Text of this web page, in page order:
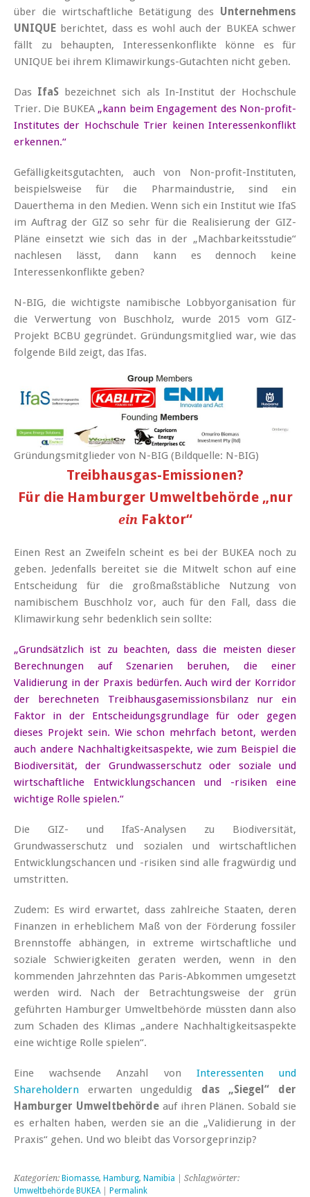
über die wirtschaftliche Betätigung des Unternehmens
UNIQUE berichtet, dass es wohl auch der BUKEA schwer
fällt zu behaupten, Interessenkonflikte könne es für
UNIQUE bei ihrem Klimawirkungs-Gutachten nicht geben.
Das IfaS bezeichnet sich als In-Institut der Hochschule
Trier. Die BUKEA „kann beim Engagement des Non-profit-
Institutes der Hochschule Trier keinen Interessenkonflikt
erkennen.“
Gefälligkeitsgutachten, auch von Non-profit-Instituten,
beispielsweise für die Pharmaindustrie, sind ein
Dauerthema in den Medien. Wenn sich ein Institut wie IfaS
im Auftrag der GIZ so sehr für die Realisierung der GIZ-
Pläne einsetzt wie sich das in der „Machbarkeitsstudie“
nachlesen lässt, dann kann es dennoch keine
Interessenkonflikte geben?
N-BIG, die wichtigste namibische Lobbyorganisation für
die Verwertung von Buschholz, wurde 2015 vom GIZ-
Projekt BCBU gegründet. Gründungsmitglied war, wie das
folgende Bild zeigt, das Ifas.
Gründungsmitglieder von N-BIG (Bildquelle: N-BIG)
Treibhausgas-Emissionen?
Für die Hamburger Umweltbehörde „nur
einFaktor“
Einen Rest an Zweifeln scheint es bei der BUKEA noch zu
geben. Jedenfalls bereitet sie die Mitwelt schon auf eine
Entscheidung für die großmaßstäbliche Nutzung von
namibischem Buschholz vor, auch für den Fall, dass die
Klimawirkung sehr bedenklich sein sollte:
„Grundsätzlich ist zu beachten, dass die meisten dieser
Berechnungen auf Szenarien beruhen, die einer
Validierung in der Praxis bedürfen. Auch wird der Korridor
der berechneten Treibhausgasemissionsbilanz nur ein
Faktor in der Entscheidungsgrundlage für oder gegen
dieses Projekt sein. Wie schon mehrfach betont, werden
auch andere Nachhaltigkeitsaspekte, wie zum Beispiel die
Biodiversität, der Grundwasserschutz oder soziale und
wirtschaftliche Entwicklungschancen und -risiken eine
wichtige Rolle spielen.“
Die GIZ- und IfaS-Analysen zu Biodiversität,
Grundwasserschutz und sozialen und wirtschaftlichen
Entwicklungschancen und -risiken sind alle fragwürdig und
umstritten.
Zudem: Es wird erwartet, dass zahlreiche Staaten, deren
Finanzen in erheblichem Maß von der Förderung fossiler
Brennstoffe abhängen, in extreme wirtschaftliche und
soziale Schwierigkeiten geraten werden, wenn in den
kommenden Jahrzehnten das Paris-Abkommen umgesetzt
werden wird. Nach der Betrachtungsweise der grün
geführten Hamburger Umweltbehörde müssten dann also
zum Schaden des Klimas „andere Nachhaltigkeitsaspekte
eine wichtige Rolle spielen“.
Eine wachsende Anzahl von Interessenten und
Shareholdern erwarten ungeduldig das „Siegel“ der
Hamburger Umweltbehördeauf ihren Plänen. Sobald sie
es erhalten haben, werden sie an die „Validierung in der
Praxis“ gehen. Und wo bleibt das Vorsorgeprinzip?
Kategorien: Biomasse, Hamburg, Namibia | Schlagwörter:
Umweltbehörde BUKEA| Permalink